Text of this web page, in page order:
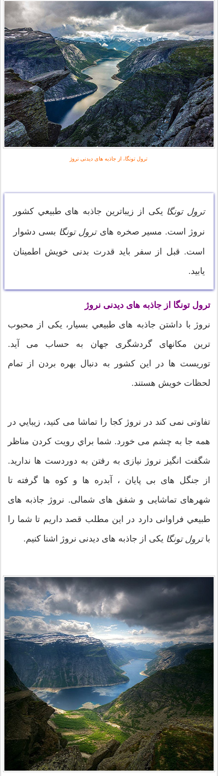
ترول تونگا، از جاذبه های دیدنی نروژ
ترول تونگا یکی از زیباترین جاذبه های طبيعي کشور
نروژ است. مسیر صخره هایترول تونگا بسی دشوار
است. قبل از سفر باید قدرت بدنی خویش اطمینان
یابید.
ترول تونگا از جاذبه های دیدنی نروژ
نروژ با داشتن جاذبه های طبيعي بسیار، یکی از محبوب
ترین مکانهای گردشگری جهان به حساب می آید.
توریست ها در این کشور به دنبال بهره بردن از تمام
لحظات خویش هستند.
تفاوتی نمی کند در نروژ کجا را تماشا می کنید، زيبايي در
همه جا به چشم می خورد. شما براي رویت کردن مناظر
شگفت انگیز نروژ نیازی به رفتن به دوردست ها ندارید.
از جنگل های بی پایان ، آبدره ها و کوه ها گرفته تا
شهرهای تماشایی و شفق های شمالی. نروژ جاذبه های
طبيعي فراوانی دارد در این مطلب قصد داریم تا شما را
باترول تونگا یکی از جاذبه های دیدنی نروژ اشنا کنیم.